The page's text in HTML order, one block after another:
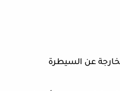
عن السيطرة